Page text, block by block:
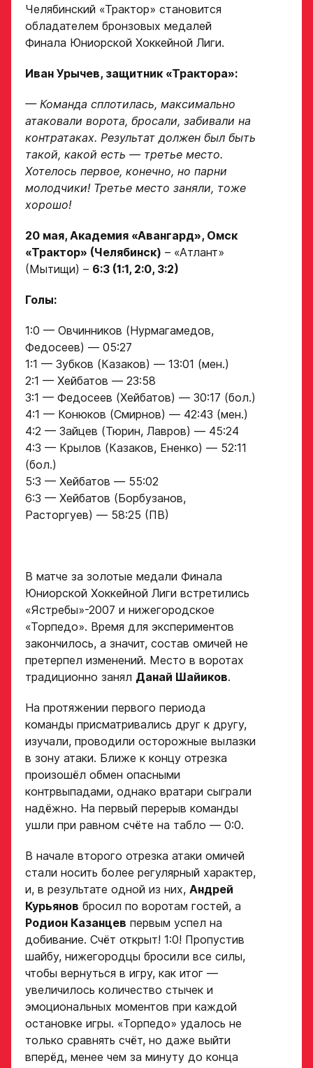
Челябинский «Трактор» становится
обладателем бронзовых медалей
Финала Юниорской Хоккейной Лиги.
Иван Урычев, защитник «Трактора»:
— Команда сплотилась, максимально
атаковали ворота, бросали, забивали на
контратаках. Результат должен был быть
такой, какой есть — третье место.
Хотелось первое, конечно, но парни
молодчики! Третье место заняли, тоже
хорошо!
20 мая, Академия «Авангард», Омск
«Трактор» (Челябинск) – «Атлант»
(Мытищи) – 6:3 (1:1, 2:0, 3:2)
Голы:
1:0 — Овчинников (Нурмагамедов,
Федосеев) — 05:27
1:1 — Зубков (Казаков) — 13:01 (мен.)
2:1 — Хейбатов — 23:58
3:1 — Федосеев (Хейбатов) — 30:17 (бол.)
4:1 — Конюков (Смирнов) — 42:43 (мен.)
4:2 — Зайцев (Тюрин, Лавров) — 45:24
4:3 — Крылов (Казаков, Ененко) — 52:11
(бол.)
5:3 — Хейбатов — 55:02
6:3 — Хейбатов (Борбузанов,
Расторгуев) — 58:25 (ПВ)
В матче за золотые медали Финала
Юниорской Хоккейной Лиги встретились
«Ястребы»-2007 и нижегородское
«Торпедо». Время для экспериментов
закончилось, а значит, состав омичей не
претерпел изменений. Место в воротах
традиционно занял Данай Шайиков.
На протяжении первого периода
команды присматривались друг к другу,
изучали, проводили осторожные вылазки
в зону атаки. Ближе к концу отрезка
произошёл обмен опасными
контрвыпадами, однако вратари сыграли
надёжно. На первый перерыв команды
ушли при равном счёте на табло — 0:0.
В начале второго отрезка атаки омичей
стали носить более регулярный характер,
и, в результате одной из них, Андрей
Курьянов бросил по воротам гостей, а
Родион Казанцев первым успел на
добивание. Счёт открыт! 1:0! Пропустив
шайбу, нижегородцы бросили все силы,
чтобы вернуться в игру, как итог —
увеличилось количество стычек и
эмоциональных моментов при каждой
остановке игры. «Торпедо» удалось не
только сравнять счёт, но даже выйти
вперёд, менее чем за минуту до конца
на просмотр
в Хоккейную
Академию
«Авангард»
ФИО игрока
Дата рождения игрока
полностью
на просмотр
в Хоккейную
Академию
«Авангард»
Форма только
2014 гг. р.
2007 г. р. — набор
закрыт
ФИО игрока
Дата рождения игрока
Рост игрока
Вес игрока
Амплуа игрока